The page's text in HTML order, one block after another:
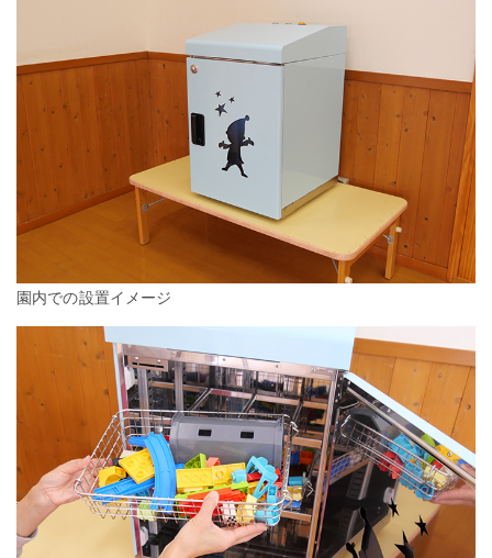
園内での設置イメージ